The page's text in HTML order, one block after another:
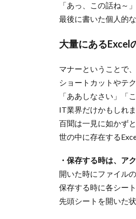
「あっ、この話ね～
最後に書いた個人的
大量にあるExcel
マナーということで、
ショートカットやテ
「ああしなさい」「
IT業界だけかもしれ
百聞は一見に如かず
世の中に存在する
・保存する時は、ア
開いた時にファイル
保存する時に各シー
先頭シートを開いた